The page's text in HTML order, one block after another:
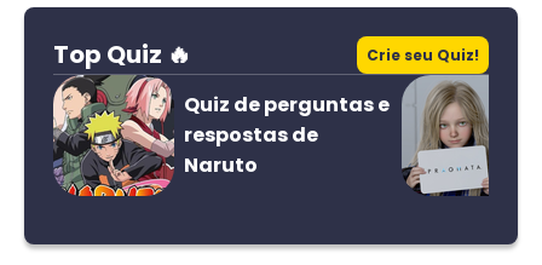
Top Quiz 🔥 Crie seu Quiz!
Quiz de perguntas e
respostas de
Naruto